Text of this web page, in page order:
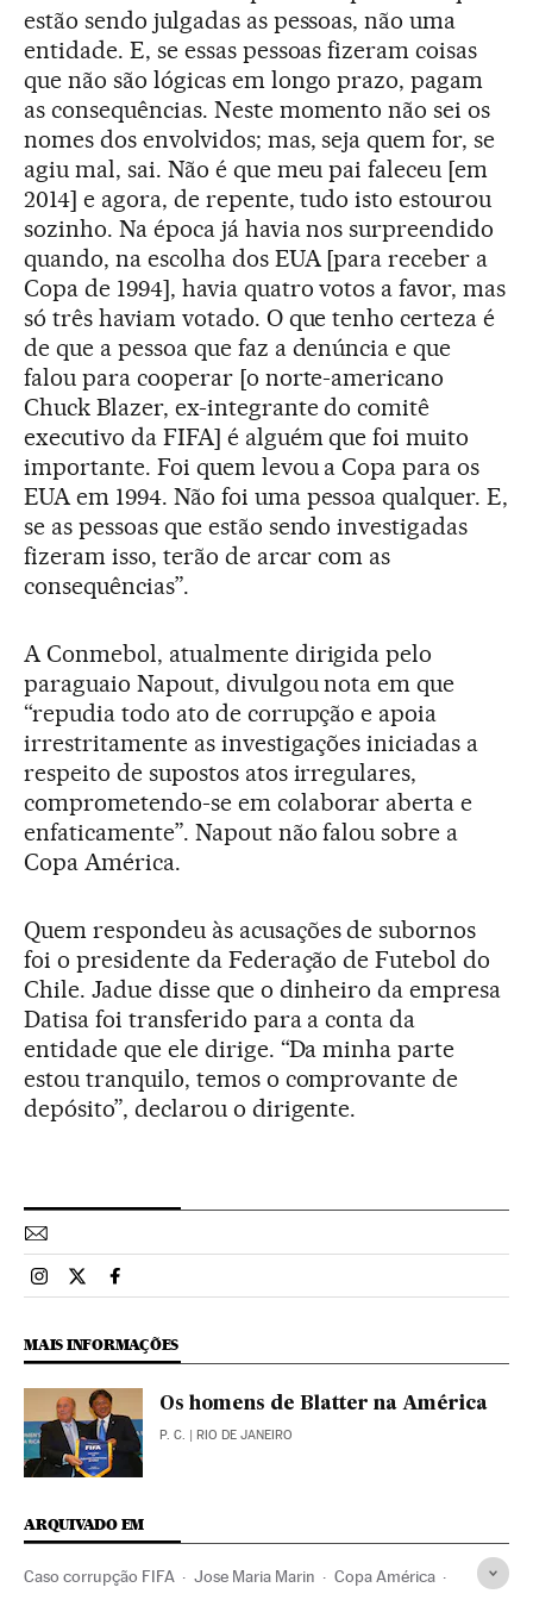
estão sendo julgadas as pessoas, não uma
entidade. E, se essas pessoas fizeram coisas
que não são lógicas em longo prazo, pagam
as consequências. Neste momento não sei os
nomes dos envolvidos; mas, seja quem for, se
agiu mal, sai. Não é que meu pai faleceu [em
2014] e agora, de repente, tudo isto estourou
sozinho. Na época já havia nos surpreendido
quando, na escolha dos EUA [para receber a
Copa de 1994], havia quatro votos a favor, mas
só três haviam votado. O que tenho certeza é
de que a pessoa que faz a denúncia e que
falou para cooperar [o norte-americano
Chuck Blazer, ex-integrante do comitê
executivo da FIFA] é alguém que foi muito
importante. Foi quem levou a Copa para os
EUA em 1994. Não foi uma pessoa qualquer. E,
se as pessoas que estão sendo investigadas
fizeram isso, terão de arcar com as
consequências”.
A Conmebol, atualmente dirigida pelo
paraguaio Napout, divulgou nota em que
“repudia todo ato de corrupção e apoia
irrestritamente as investigações iniciadas a
respeito de supostos atos irregulares,
comprometendo-se em colaborar aberta e
enfaticamente”. Napout não falou sobre a
Copa América.
Quem respondeu às acusações de subornos
foi o presidente da Federação de Futebol do
Chile. Jadue disse que o dinheiro da empresa
Datisa foi transferido para a conta da
entidade que ele dirige. “Da minha parte
estou tranquilo, temos o comprovante de
depósito”, declarou o dirigente.
Esportes El País Brasil en Instagram
Esportes El País Brasil en Twitter
Esportes El País Brasil en Facebook
MAIS INFORMAÇÕES
Os homens de Blatter na América
P. C. | RIO DE JANEIRO
ARQUIVADO EM
Caso corrupção FIFA Jose Maria Marin Copa América